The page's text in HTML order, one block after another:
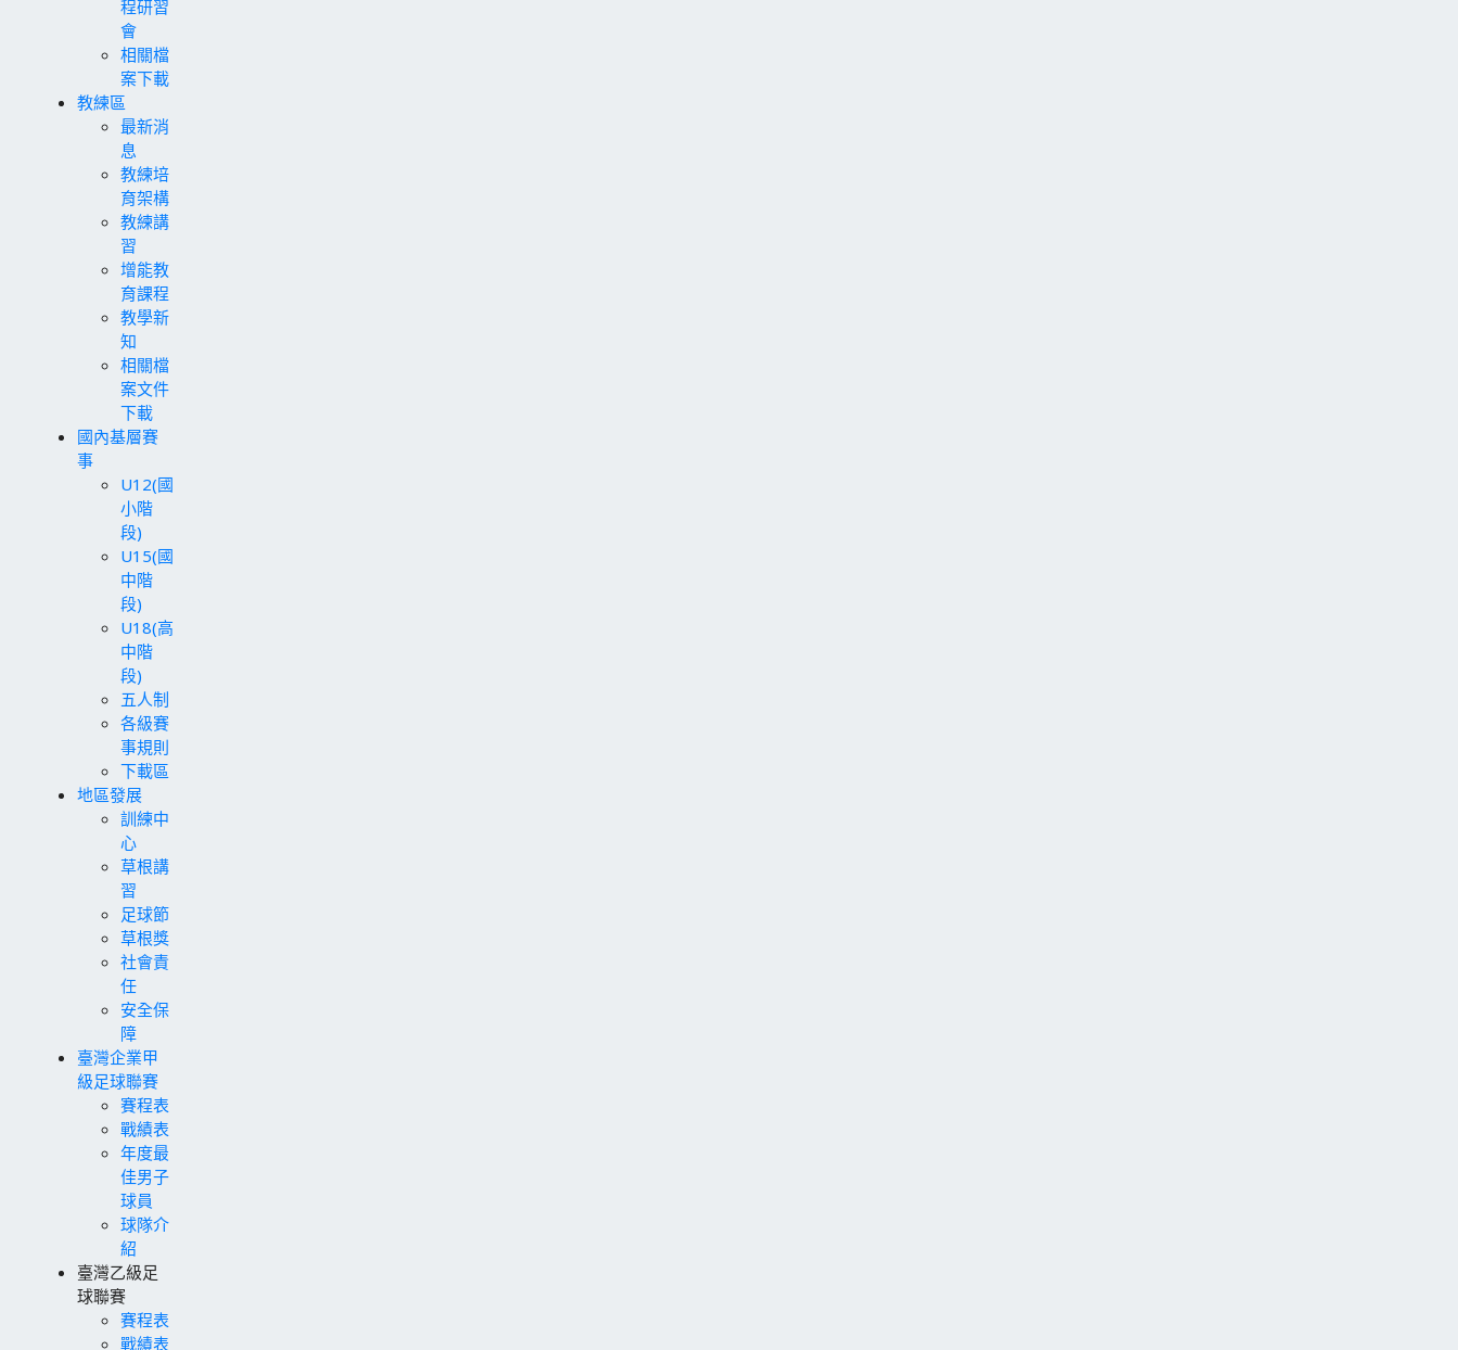
程研習
會
相關檔
案下載
教練區
最新消
息
教練培
育架構
教練講
習
增能教
育課程
教學新
知
相關檔
案文件
下載
國內基層賽
事
U12(國
小階
段)
U15(國
中階
段)
U18(高
中階
段)
五人制
各級賽
事規則
下載區
地區發展
訓練中
心
草根講
習
足球節
草根獎
社會責
任
安全保
障
臺灣企業甲
級足球聯賽
賽程表
戰績表
年度最
佳男子
球員
球隊介
紹
臺灣乙級足
球聯賽
賽程表
戰績表